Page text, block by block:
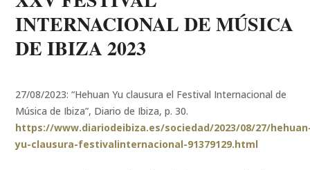
INTERNACIONAL DE MÚSICA
DE IBIZA 2023
27/08/2023: “Hehuan Yu clausura el Festival Internacional de
Música de Ibiza”, Diario de Ibiza, p. 30.
https://www.diariodeibiza.es/sociedad/2023/08/27/
yu-clausura-festivalinternacional-91379129.html